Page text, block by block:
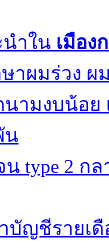
ำใน เมือง
าผมร่วง ผ
นามงบน้อ
น
น type 2 ก
บัญชีรายเ